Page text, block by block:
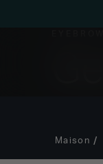
Maison